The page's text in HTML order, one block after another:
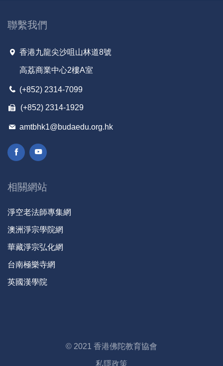
聯繫我們
香港九龍尖沙咀山林道8號
高荔商業中心2樓A室
(+852) 2314-7099
(+852) 2314-1929
amtbhk1@budaedu.org.hk
相關網站
淨空老法師專集網
澳洲淨宗學院網
華藏淨宗弘化網
台南極樂寺網
英國漢學院
© 2021 香港佛陀教育協會
私隱政策